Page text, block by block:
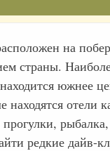
на
страны.
южнее
отели
редкие дайв-